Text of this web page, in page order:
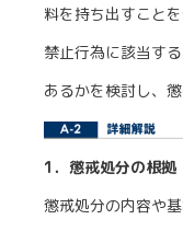
料を持ち出すこと
禁止行為に該当す
あるかを検討し、
1．懲戒処分の根拠
懲戒処分の内容や